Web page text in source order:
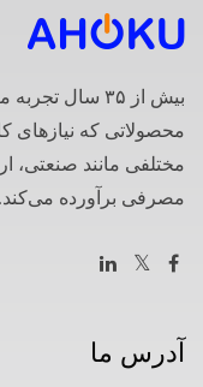
محصولاتی که نیازهای
مختلفی مانند صنعتی،
مصرفی برآورده می‌کند.
آدرس ما